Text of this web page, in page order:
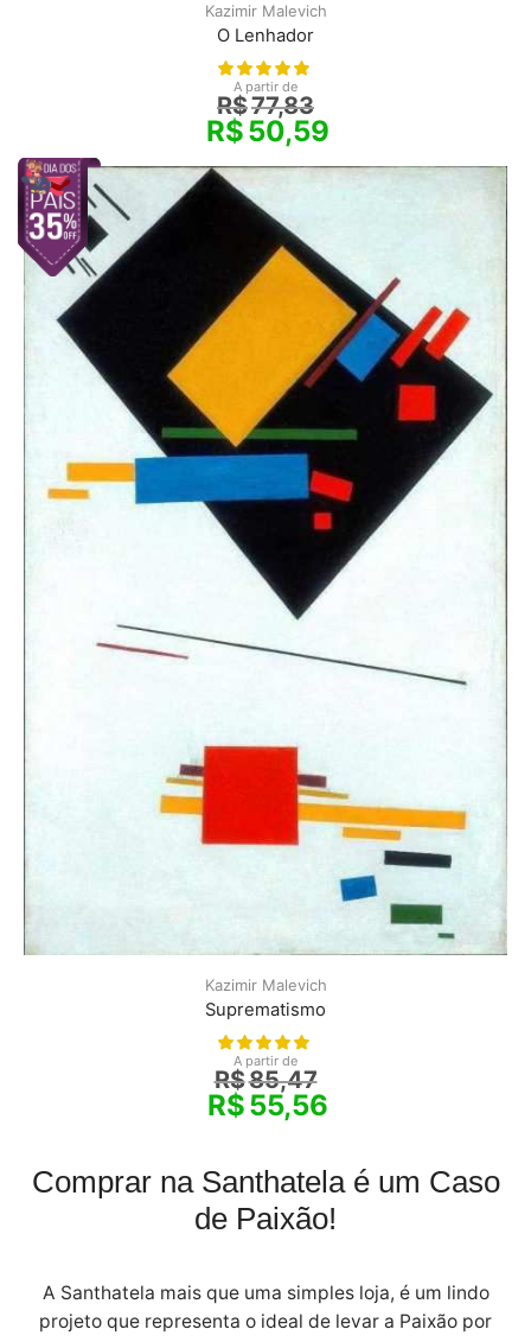
Kazimir Malevich
O Lenhador
A partir de
R$77,83
R$50,59
Kazimir Malevich
Suprematismo
A partir de
R$85,47
R$55,56
Comprar na Santhatela é um Caso
de Paixão!
A Santhatela mais que uma simples loja, é um lindo
projeto que representa o ideal de levar a Paixão por